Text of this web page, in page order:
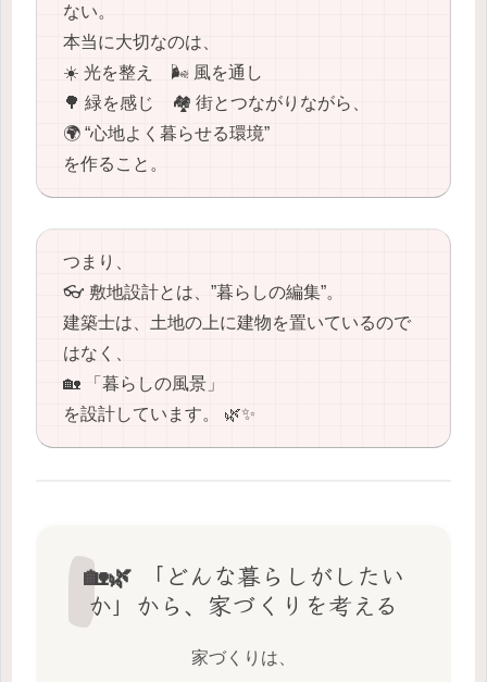
ない。
本当に大切なのは、
☀️ 光を整え 🌬️ 風を通し
🌳 緑を感じ 🏘️ 街とつながりながら、
🌍 “心地よく暮らせる環境”
を作ること。
つまり、
👓 敷地設計とは、”暮らしの編集”。
建築士は、土地の上に建物を置いているので
はなく、
🏡 「暮らしの風景」
を設計しています。 🌿✨
🏡🌿 「どんな暮らしがしたい
か」から、家づくりを考える
家づくりは、